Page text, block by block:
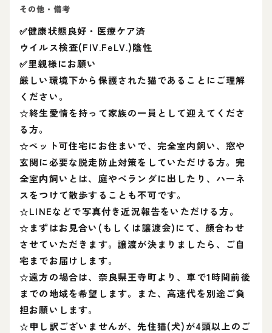
その他・備考
✅健康状態良好・医療ケア済
ウイルス検査(FIV.FeLV.)陰性
✅里親様にお願い
厳しい環境下から保護された猫であることにご理解
ください。
☆終生愛情を持って家族の一員として迎えてくださ
る方。
☆ペット可住宅にお住まいで、完全室内飼い、窓や
玄関に必要な脱走防止対策をしていただける方。完
全室内飼いとは、庭やベランダに出したり、ハーネ
スをつけて散歩することも不可です。
☆LINEなどで写真付き近況報告をいただける方。
☆まずはお見合い(もしくは譲渡会)にて、顔合わせ
させていただきます。譲渡が決まりましたら、ご自
宅までお届けします。
☆遠方の場合は、奈良県王寺町より、車で1時間前後
までの地域を希望します。また、高速代を別途ご負
担お願いします。
☆申し訳ございませんが、先住猫(犬)が4頭以上のご